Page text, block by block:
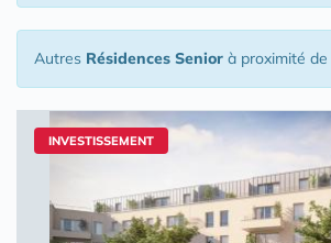
Autres Résidences Senior à proximité de
INVESTISSEMENT